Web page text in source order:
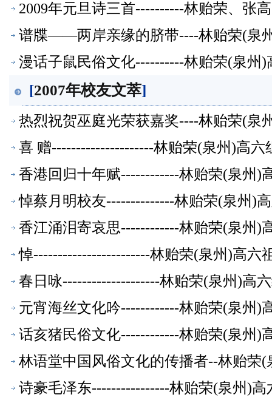
2009年元旦诗三首----------林贻荣、张
谱牒——两岸亲缘的脐带----林贻荣(泉
漫话子鼠民俗文化----------林贻荣(泉州
[2007年校友文萃]
热烈祝贺巫庭光荣获嘉奖----林贻荣(泉
喜 赠---------------------林贻荣(泉州)高六
香港回归十年赋------------林贻荣(泉州)
悼蔡月明校友--------------林贻荣(泉州)
香江涌泪寄哀思------------林贻荣(泉州)
悼------------------------林贻荣(泉州)高六
春日咏--------------------林贻荣(泉州)高
元宵海丝文化吟------------林贻荣(泉州)
话亥猪民俗文化------------林贻荣(泉州)
林语堂中国风俗文化的传播者--林贻荣
诗豪毛泽东----------------林贻荣(泉州)高